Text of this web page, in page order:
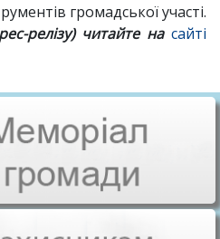
громадської участі.
релізу) читайте на сайті